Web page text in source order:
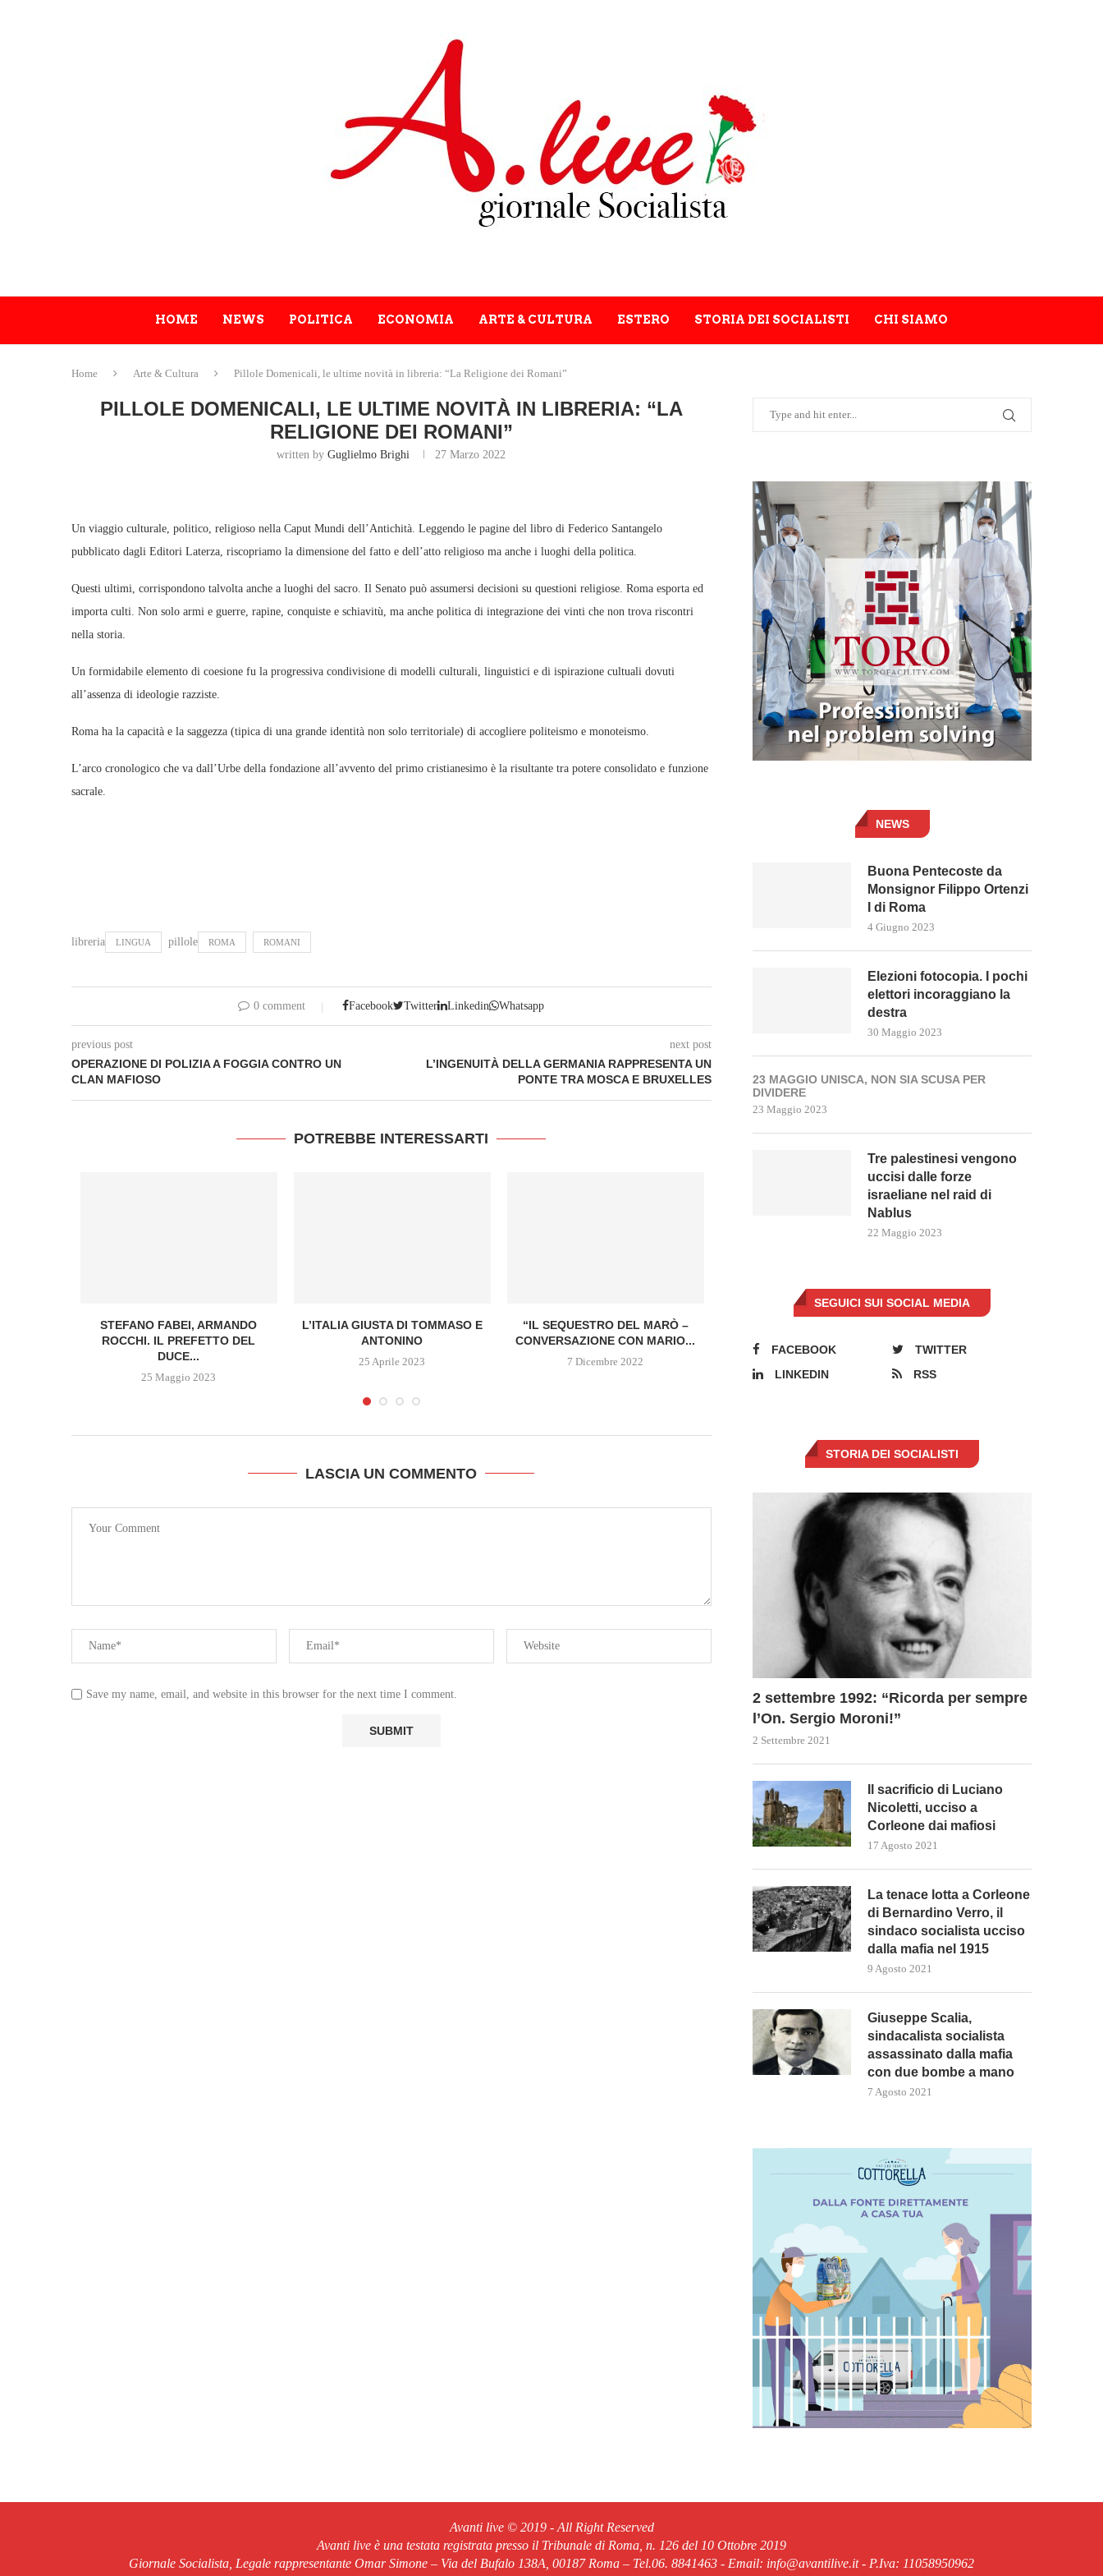
HOME NEWS POLITICA ECONOMIA ARTE & CULTURA ESTERO STORIA DEI SOCIALISTI CHI SIAMO
Home Arte & Cultura Pillole Domenicali, le ultime novità in libreria: “La Religione dei Romani”
PILLOLE DOMENICALI, LE ULTIME NOVITÀ IN LIBRERIA: “LA
RELIGIONE DEI ROMANI”
written byGuglielmo Brighi 27 Marzo 2022
Un viaggio culturale, politico, religioso nella Caput Mundi dell’Antichità. Leggendo le pagine del libro di Federico Santangelo
pubblicato dagli Editori Laterza, riscopriamo la dimensione del fatto e dell’atto religioso ma anche i luoghi della politica.
Questi ultimi, corrispondono talvolta anche a luoghi del sacro. Il Senato può assumersi decisioni su questioni religiose. Roma esporta ed
importa culti. Non solo armi e guerre, rapine, conquiste e schiavitù, ma anche politica di integrazione dei vinti che non trova riscontri
nella storia.
Un formidabile elemento di coesione fu la progressiva condivisione di modelli culturali, linguistici e di ispirazione cultuali dovuti
all’assenza di ideologie razziste.
Roma ha la capacità e la saggezza (tipica di una grande identità non solo territoriale) di accogliere politeismo e monoteismo.
L’arco cronologico che va dall’Urbe della fondazione all’avvento del primo cristianesimo è la risultante tra potere consolidato e funzione
sacrale.
libreria LINGUA pillole ROMA ROMANI
0 comment Facebook Twitter Linkedin Whatsapp
previous post
OPERAZIONE DI POLIZIA A FOGGIA CONTRO UN
CLAN MAFIOSO
next post
L’INGENUITÀ DELLA GERMANIA RAPPRESENTA UN
PONTE TRA MOSCA E BRUXELLES
POTREBBE INTERESSARTI
STEFANO FABEI, ARMANDO
ROCCHI. IL PREFETTO DEL
DUCE...
25 Maggio 2023
L’ITALIA GIUSTA DI TOMMASO E
ANTONINO
25 Aprile 2023
“IL SEQUESTRO DEL MARÒ –
CONVERSAZIONE CON MARIO...
7 Dicembre 2022
PRIVATIZZARE È UN RISCHIO
PER...
24 Novembre 2022
LASCIA UN COMMENTO
Save my name, email, and website in this browser for the next time I comment.
NEWS
Buona Pentecoste da
Monsignor Filippo Ortenzi
I di Roma
4 Giugno 2023
Elezioni fotocopia. I pochi
elettori incoraggiano la
destra
30 Maggio 2023
23 MAGGIO UNISCA, NON SIA SCUSA PER
DIVIDERE
23 Maggio 2023
Tre palestinesi vengono
uccisi dalle forze
israeliane nel raid di
Nablus
22 Maggio 2023
SEGUICI SUI SOCIAL MEDIA
FACEBOOK
TWITTER
LINKEDIN
RSS
STORIA DEI SOCIALISTI
2 settembre 1992: “Ricorda per sempre
l’On. Sergio Moroni!”
2 Settembre 2021
Il sacrificio di Luciano
Nicoletti, ucciso a
Corleone dai mafiosi
17 Agosto 2021
La tenace lotta a Corleone
di Bernardino Verro, il
sindaco socialista ucciso
dalla mafia nel 1915
9 Agosto 2021
Giuseppe Scalia,
sindacalista socialista
assassinato dalla mafia
con due bombe a mano
7 Agosto 2021
Avanti live © 2019 - All Right Reserved
Avanti live è una testata registrata presso il Tribunale di Roma, n. 126 del 10 Ottobre 2019
Giornale Socialista, Legale rappresentante Omar Simone – Via del Bufalo 138A, 00187 Roma – Tel.06. 8841463 - Email: info@avantilive.it - P.Iva: 11058950962